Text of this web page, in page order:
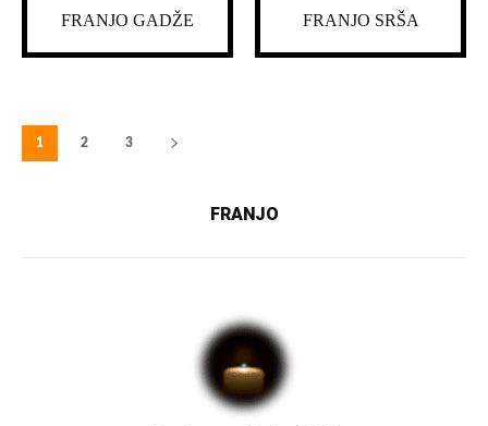
FRANJO GADŽE FRANJO SRŠA
1 2 3
FRANJO